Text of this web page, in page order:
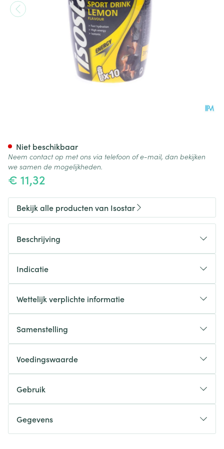
€ 11,32
Niet beschikbaar
Neem contact op met ons via telefoon of e-mail, dan bekijken
we samen de mogelijkheden.
Bekijk alle producten van Isostar
Beschrijving
Indicatie
Wettelijk verplichte informatie
Samenstelling
Voedingswaarde
Gebruik
Gegevens